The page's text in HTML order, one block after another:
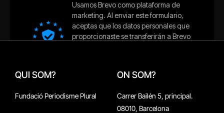
QUI SOM?
Fundació Periodisme Plural
ON SOM?
Carrer Bailén 5, principal.
08010, Barcelona